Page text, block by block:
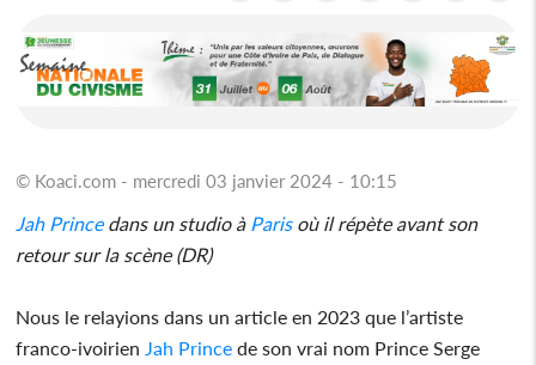
© Koaci.com - mercredi 03 janvier 2024 - 10:15
Jah Princedans un studio à Parisoù il répète avant son
retour sur la scène (DR)
Nous le relayions dans un article en 2023 que l’artiste
franco-ivoirien Jah Prince de son vrai nom Prince Serge